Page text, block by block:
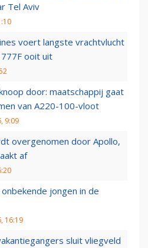
Tel Aviv
voert langste vrachtvlucht
ooit uit
door: maatschappij gaat
van A220-100-vloot
9:09
overgenomen door Apollo,
af
jongen in de
16:19
sluit vliegveld